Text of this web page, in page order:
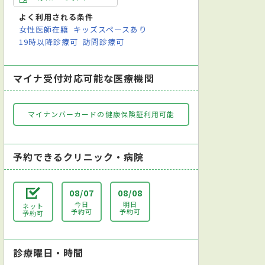
よく利用される条件
女性医師在籍 キッズスペースあり
19時以降診療可 訪問診療可
マイナ受付対応可能な医療機関
マイナンバーカードの健康保険証利用可能
予約できるクリニック・病院
ネット
予約可
08/07
今日
予約可
08/08
明日
予約可
診療曜日・時間